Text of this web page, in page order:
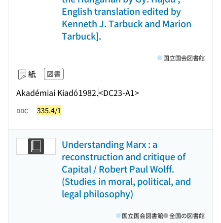
English translation edited by
Kenneth J. Tarbuck and Marion
Tarbuck].
紙 図書
Akadémiai Kiadó1982.<DC23-A1>
国立国会図書館
DDC 335.4/1
Understanding Marx : a
reconstruction and critique of
Capital / Robert Paul Wolff.
(Studies in moral, political, and
legal philosophy)
国立国会図書館 全国の図書館